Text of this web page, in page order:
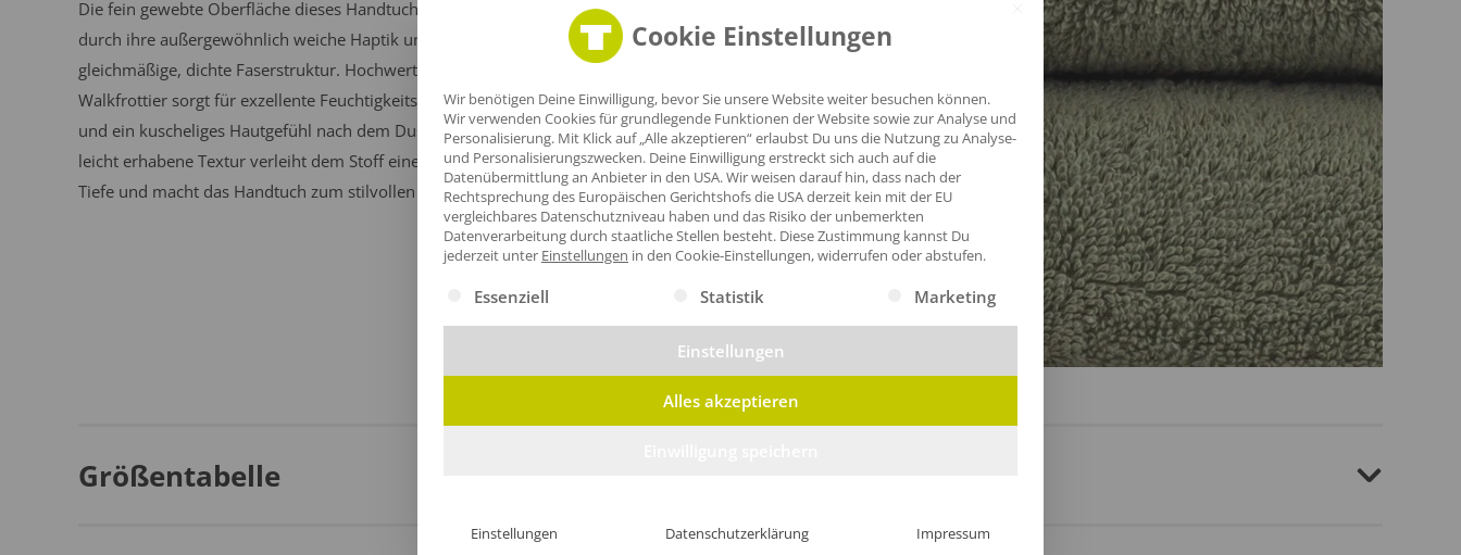
Die fein gewebte Oberfläche dieses Handtuchs überzeugt
durch ihre außergewöhnlich weiche Haptik und eine
gleichmäßige, dichte Faserstruktur. Hochwertiges
Walkfrottier sorgt für exzellente Feuchtigkeitsaufnahme
und ein kuscheliges Hautgefühl nach dem Duschen. Die
leicht erhabene Textur verleiht dem Stoff eine natürliche
Tiefe und macht das Handtuch zum stilvollen Blickfang.
Größentabelle
Cookie Einstellungen
Wir benötigen Deine Einwilligung, bevor Sie unsere Website weiter besuchen können.
Wir verwenden Cookies für grundlegende Funktionen der Website sowie zur Analyse und
Personalisierung. Mit Klick auf „Alle akzeptieren“ erlaubst Du uns die Nutzung zu Analyse-
und Personalisierungszwecken. Deine Einwilligung erstreckt sich auch auf die
Datenübermittlung an Anbieter in den USA. Wir weisen darauf hin, dass nach der
Rechtsprechung des Europäischen Gerichtshofs die USA derzeit kein mit der EU
vergleichbares Datenschutzniveau haben und das Risiko der unbemerkten
Datenverarbeitung durch staatliche Stellen besteht. Diese Zustimmung kannst Du
jederzeit unter Einstellungen in den Cookie-Einstellungen, widerrufen oder abstufen.
Es folgt eine Liste der Service-Gruppen, für die eine Einwilligung erteilt werden kann. Die erste Service-Gruppe ist essenziell und kann
Essenziell Statistik Marketing
Einstellungen
Alles akzeptieren
Einstellungen Datenschutzerklärung Impressum